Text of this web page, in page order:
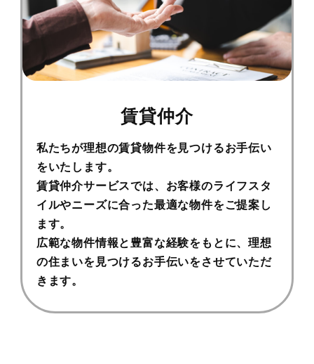
賃貸仲介
私たちが理想の賃貸物件を見つけるお手伝い
をいたします。
賃貸仲介サービスでは、お客様のライフスタ
イルやニーズに合った最適な物件をご提案し
ます。
広範な物件情報と豊富な経験をもとに、理想
の住まいを見つけるお手伝いをさせていただ
きます。